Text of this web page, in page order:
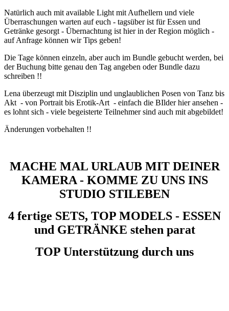
Natürlich auch mit available Light mit Aufhellern und viele
Überraschungen warten auf euch - tagsüber ist für Essen und
Getränke gesorgt - Übernachtung ist hier in der Region möglich -
auf Anfrage können wir Tips geben!
Die Tage können einzeln, aber auch im Bundle gebucht werden, bei
der Buchung bitte genau den Tag angeben oder Bundle dazu
schreiben !!
Lena überzeugt mit Disziplin und unglaublichen Posen von Tanz bis
Akt - von Portrait bis Erotik-Art - einfach die BIlder hier ansehen -
es lohnt sich - viele begeisterte Teilnehmer sind auch mit abgebildet!
Änderungen vorbehalten !!
MACHE MAL URLAUB MIT DEINER
KAMERA - KOMME ZU UNS INS
STUDIO STILEBEN
4 fertige SETS, TOP MODELS - ESSEN
und GETRÄNKE stehen parat
TOP Unterstützung durch uns